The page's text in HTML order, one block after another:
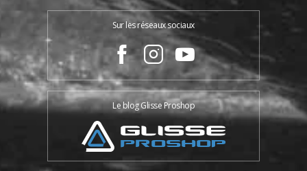
Sur les réseaux sociaux
Le blog Glisse Proshop